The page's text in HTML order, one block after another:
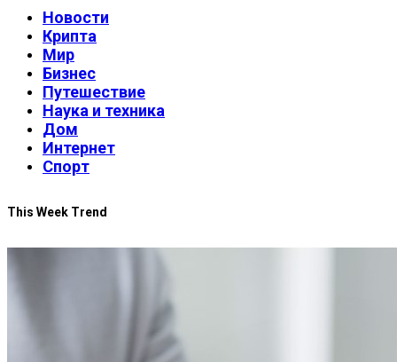
Новости
Крипта
Мир
Бизнес
Путешествие
Наука и техника
Дом
Интернет
Спорт
This Week Trend